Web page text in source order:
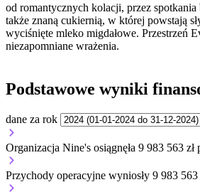
od romantycznych kolacji, przez
także znaną cukiernią, w której powstają
wyciśnięte mleko migdałowe. Przestrzeń
niezapomniane wrażenia.
Podstawowe wyniki
dane za rok
Organizacja Nine's osiągnęła 9 983 563 zł
Przychody operacyjne wyniosły 9 983 563